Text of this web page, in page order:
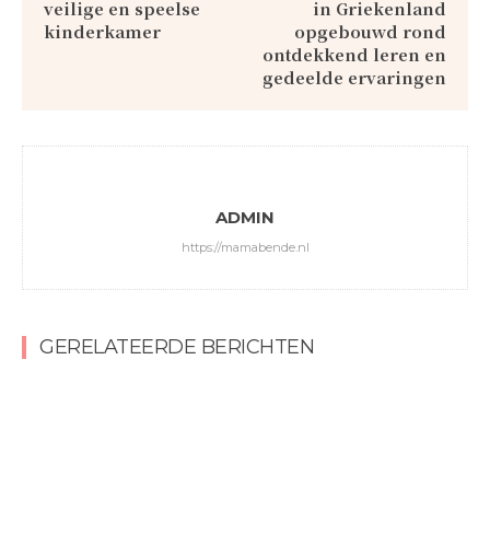
veilige en speelse
kinderkamer
in Griekenland
opgebouwd rond
ontdekkend leren en
gedeelde ervaringen
ADMIN
https://mamabende.nl
GERELATEERDE BERICHTEN